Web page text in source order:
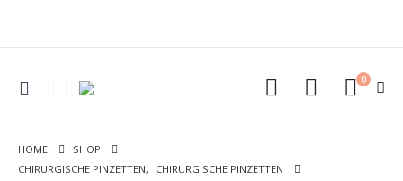
0
HOME
SHOP
CHIRURGISCHE PINZETTEN,
CHIRURGISCHE PINZETTEN